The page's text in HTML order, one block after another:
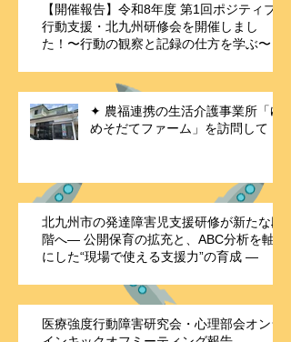
【開催報告】令和8年度 第1回ポジティブ
行動支援・北九州研修会を開催しまし
た！〜行動の観察と記録の仕方を学ぶ〜
✦ 農福連携の生活介護事業所「ゆ
めそだてファーム」を訪問して
北九州市の発達障害児支援研修が新たな段
階へ― 公開保育の拡充と、ABC分析を軸
にした“現場で使える支援力”の育成 ―
医療強度行動障害研究会・心理部会オンラ